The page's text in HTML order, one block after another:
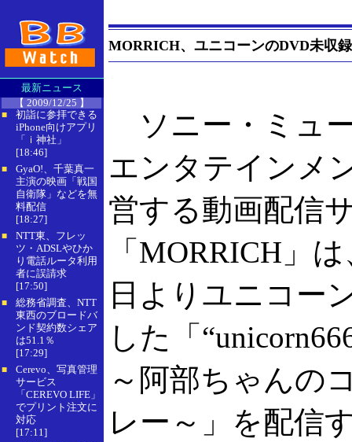
最新ニュース
【 2009/12/25 】
■
初詣に参拝できる
iPhone向けアプリ
「ｉ神社」
[18:46]
■
GyaO!、千葉真一
主演の映画「戦国
自衛隊」などを無
料配信
[18:27]
■
NTT東、フレッ
ツ・ADSLやひか
り電話ルータ利用
者に誤請求
[17:50]
■
総務省調査、NTT
東西のブロードバ
ンド契約数シェア
は51.1％
[17:29]
■
Cerevo、写真管理
サービス
「CEREVO LIFE」
でプリント注文に
対応
[17:11]
MORRICH、ユニコーンのDVD未収
ソニー・ミュ
エンタテインメ
営する動画配信
「MORRICH」
日よりユニコー
した「
～阿部ちゃんの
レー～」を配信